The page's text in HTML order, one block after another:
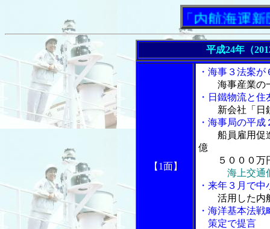
「内航海運新聞」
平成24年（
【1面】
・海事３法案
海事産業の
・日鐵物流と
新会社「日
・海事局の平
船員雇用促
億
５０００万
海上交通
・来年３月で
活用した内
・海洋基本法
策定で提言